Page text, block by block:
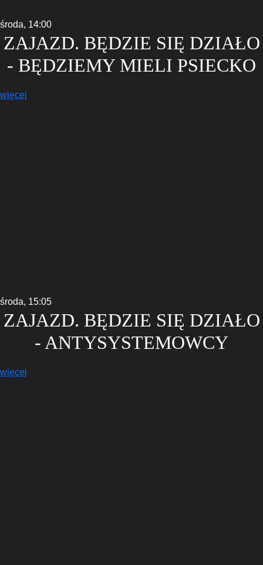
środa, 14:00
ZAJAZD. BĘDZIE SIĘ DZIAŁO
- BĘDZIEMY MIELI PSIECKO
więcej
środa, 15:05
ZAJAZD. BĘDZIE SIĘ DZIAŁO
- ANTYSYSTEMOWCY
więcej